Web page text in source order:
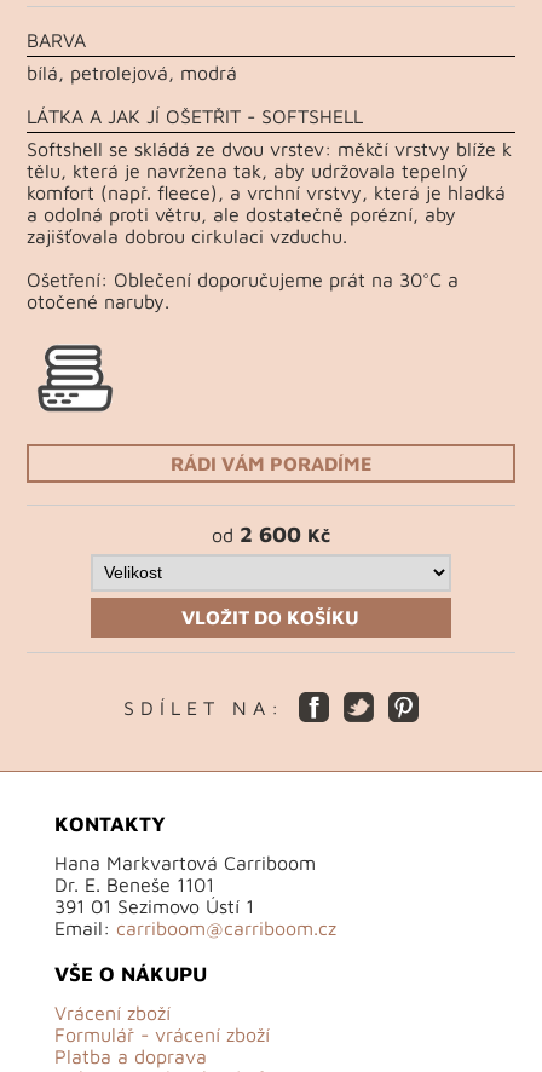
BARVA
bílá, petrolejová, modrá
LÁTKA A JAK JÍ OŠETŘIT - SOFTSHELL
Softshell se skládá ze dvou vrstev: měkčí vrstvy blíže k
tělu, která je navržena tak, aby udržovala tepelný
komfort (např. fleece), a vrchní vrstvy, která je hladká
a odolná proti větru, ale dostatečně porézní, aby
zajišťovala dobrou cirkulaci vzduchu.
Ošetření: Oblečení doporučujeme prát na 30°C a
otočené naruby.
RÁDI VÁM PORADÍME
od 2 600 Kč
VLOŽIT DO KOŠÍKU
S D Í L E T N A :
KONTAKTY
Hana Markvartová Carriboom
Dr. E. Beneše 1101
391 01 Sezimovo Ústí 1
Email: carriboom@carriboom.cz
VŠE O NÁKUPU
Vrácení zboží
Formulář - vrácení zboží
Platba a doprava